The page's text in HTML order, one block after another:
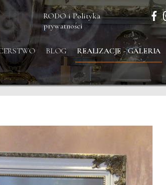
RODO i Polityka
prywatności
BLOG REALIZACJE - GALERIA